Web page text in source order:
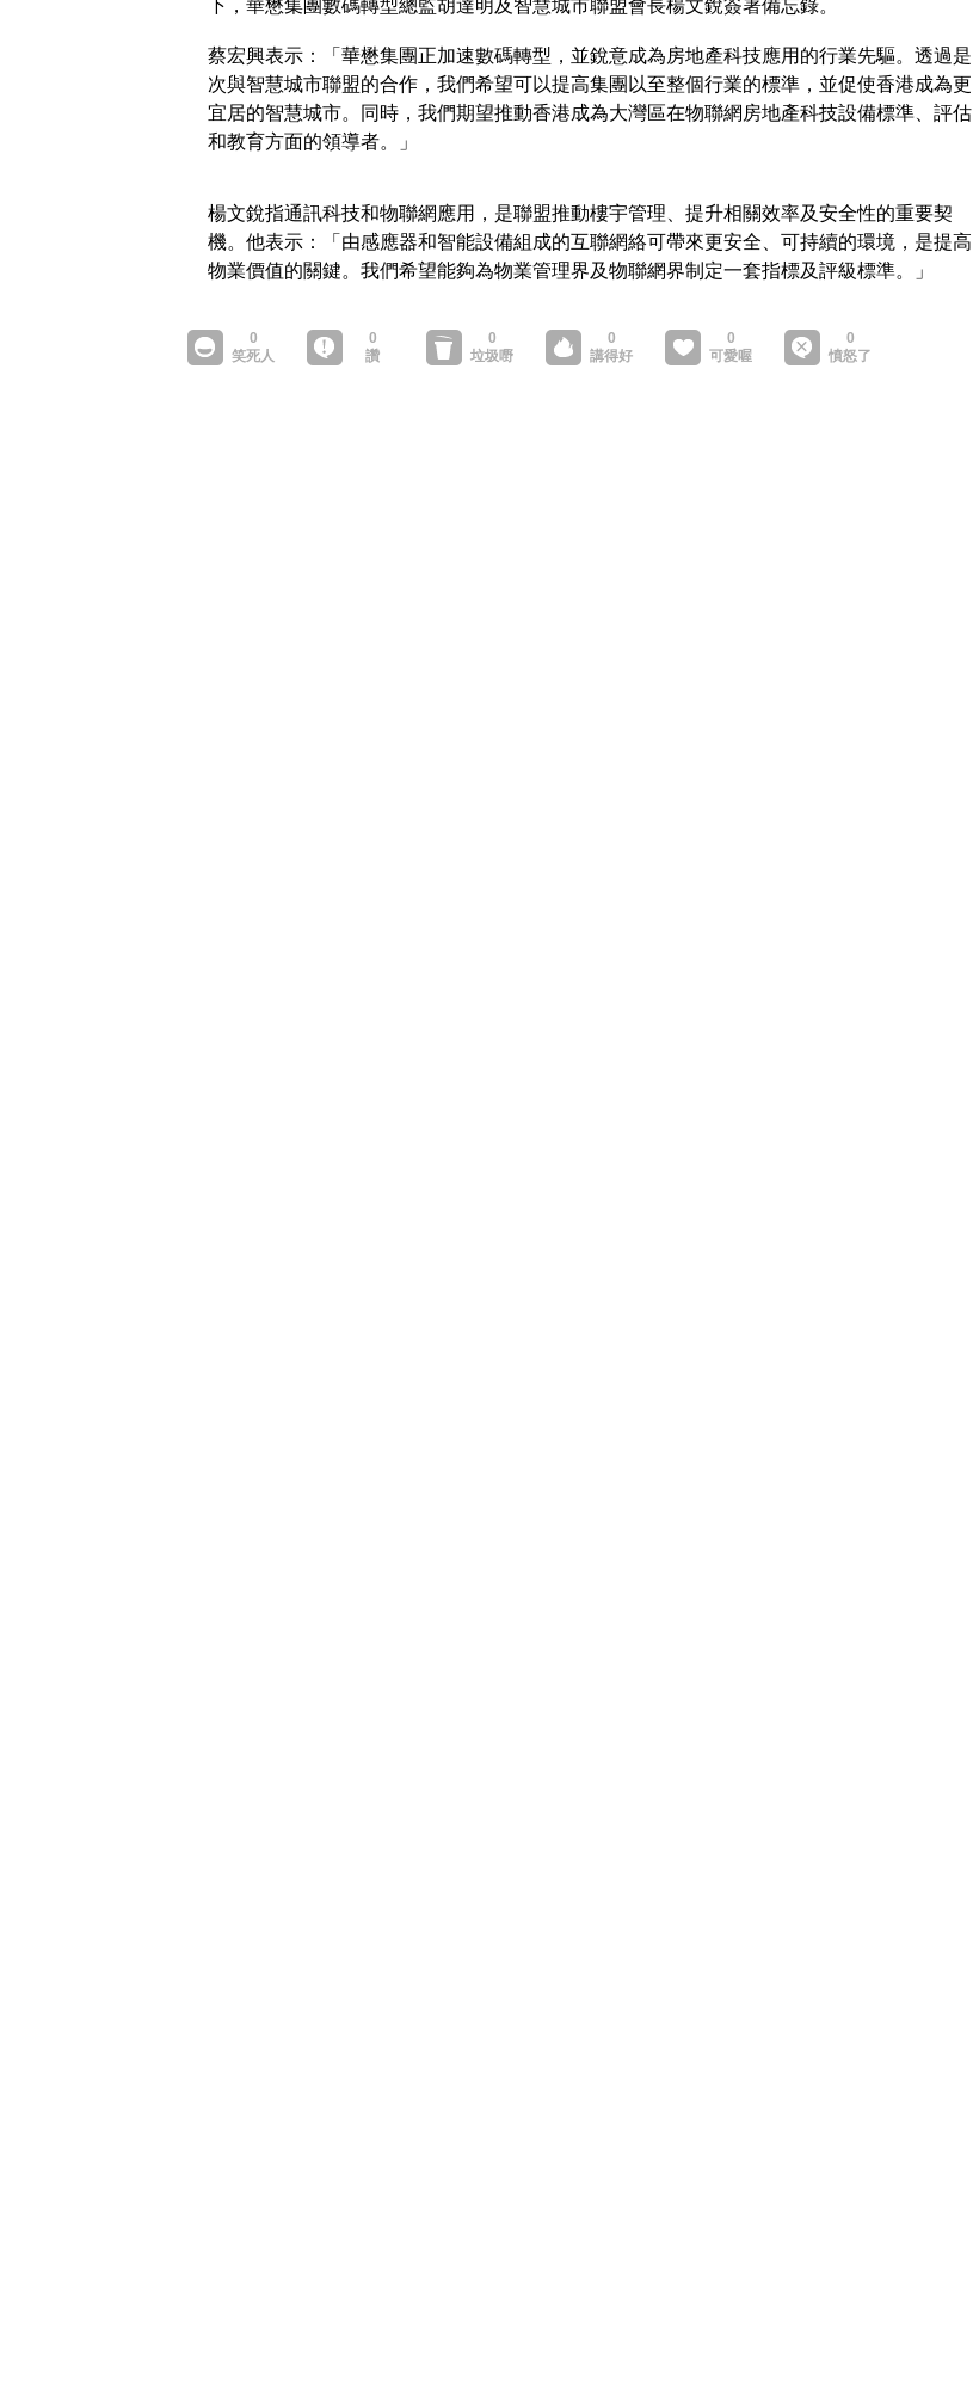
下，華懋集團數碼轉型總監胡達明及智慧城市聯盟會長楊文銳簽署備忘錄。
蔡宏興表示：「華懋集團正加速數碼轉型，並銳意成為房地產科技應用的行業先驅。透過是
次與智慧城市聯盟的合作，我們希望可以提高集團以至整個行業的標準，並促使香港成為更
宜居的智慧城市。同時，我們期望推動香港成為大灣區在物聯網房地產科技設備標準、評估
和教育方面的領導者。」
楊文銳指通訊科技和物聯網應用，是聯盟推動樓宇管理、提升相關效率及安全性的重要契
機。他表示：「由感應器和智能設備組成的互聯網絡可帶來更安全、可持續的環境，是提高
物業價值的關鍵。我們希望能夠為物業管理界及物聯網界制定一套指標及評級標準。」